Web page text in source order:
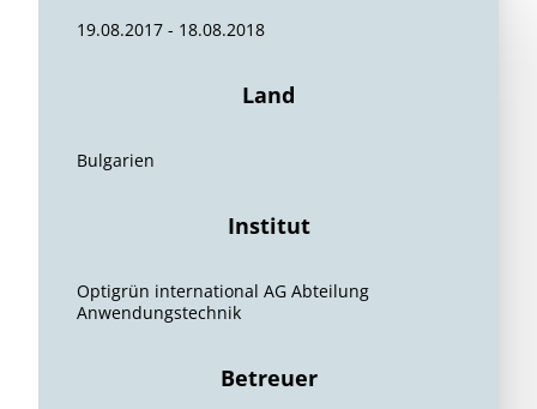
19.08.2017 - 18.08.2018
Land
Bulgarien
Institut
Optigrün international AG Abteilung
Anwendungstechnik
Betreuer